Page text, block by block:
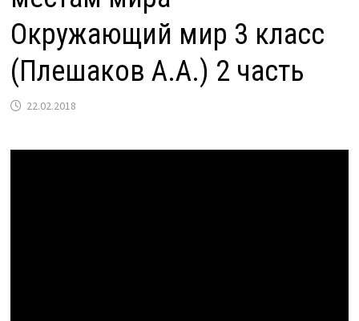
Окружающий мир 3 класс
(Плешаков А.А.) 2 часть
22.02.2018